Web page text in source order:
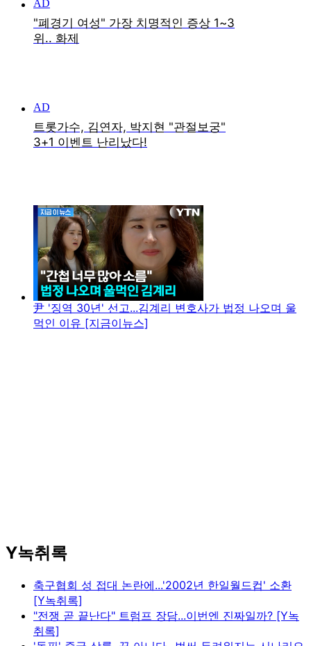
尹 '징역 30년' 선고...김계리 변호사가 법정 나오며 울
먹인 이유 [지금이뉴스]
Y녹취록
축구협회 성 접대 논란에...'2002년 한일월드컵' 소환
[Y녹취록]
"전쟁 곧 끝난다" 트럼프 장담...이번엔 진짜일까? [Y녹
취록]